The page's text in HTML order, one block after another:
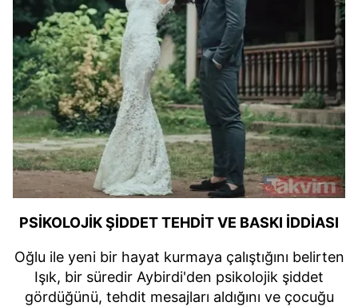
PSİKOLOJİK ŞİDDET TEHDİT VE BASKI İDDİASI
Oğlu ile yeni bir hayat kurmaya çalıştığını belirten
Işık, bir süredir Aybirdi'den psikolojik şiddet
gördüğünü, tehdit mesajları aldığını ve çocuğu